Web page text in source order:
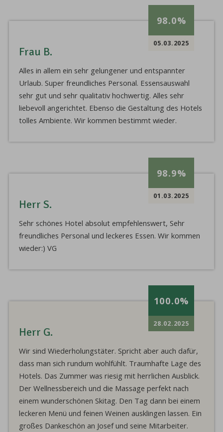
98.0%
05.03.2025
Frau B.
Alles in allem ein sehr gelungener und entspannter
Urlaub. Super freundliches Personal. Essensauswahl
sehr gut und sehr qualitativ hochwertig. Alles sehr
liebevoll angerichtet. Ebenso die Gestaltung des Hotels
tolles Ambiente. Wir kommen bestimmt wieder.
98.9%
01.03.2025
Herr S.
Sehr schönes Hotel absolut empfehlenswert, Sehr
freundliches Personal und leckeres Essen. Wir kommen
wieder:) VG
100.0%
28.02.2025
Herr G.
Wir sind Wiederholungstäter. Spricht aber auch dafür,
dass man sich rundum wohlfühlt. Traumhafte Lage des
Hotels. Das Zummer was riesig mit herrlichen Ausblick.
Der Wellnessbereich und die Massage perfekt nach
einem wunderschönen Skitag. Den Tag dann bei einem
leckeren Menü und feinen Weinen ausklingen lassen. Ein
großes Dankeschön an Josef und seine Mitarbeiter.